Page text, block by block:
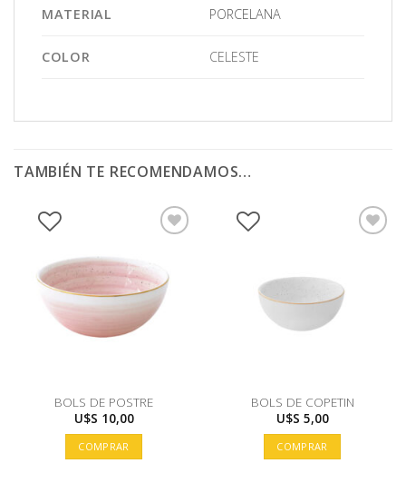
MATERIAL PORCELANA
COLOR CELESTE
TAMBIÉN TE RECOMENDAMOS…
BOLS DE POSTRE
U$S 10,00
COMPRAR
BOLS DE COPETIN
U$S 5,00
COMPRAR